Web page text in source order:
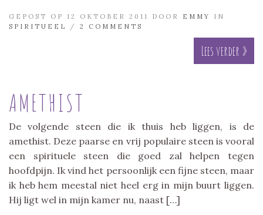
GEPOST OP 12 OKTOBER 2011 DOOR EMMY
IN
SPIRITUEEL
/ 2 COMMENTS
Lees verder »
AMETHIST
De volgende steen die ik thuis heb liggen, is de
amethist. Deze paarse en vrij populaire steen is vooral
een spirituele steen die goed zal helpen tegen
hoofdpijn. Ik vind het persoonlijk een fijne steen, maar
ik heb hem meestal niet heel erg in mijn buurt liggen.
Hij ligt wel in mijn kamer nu, naast […]